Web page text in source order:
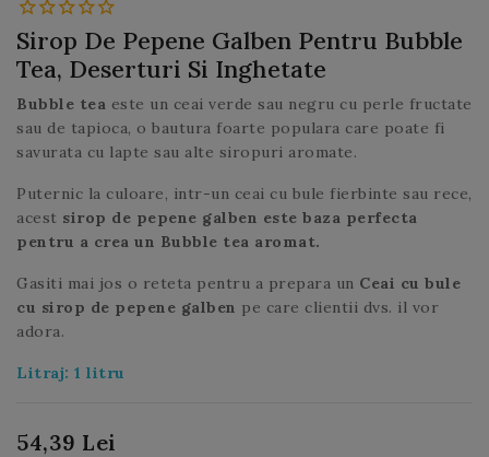
Sirop De Pepene Galben Pentru Bubble
Tea, Deserturi Si Inghetate
Bubble tea este un ceai verde sau negru cu perle fructate
sau de tapioca, o bautura foarte populara care poate fi
savurata cu lapte sau alte siropuri aromate.
Puternic la culoare, intr-un ceai cu bule fierbinte sau rece,
acest sirop de pepene galben este baza perfecta
pentru a crea un Bubble tea aromat.
Gasiti mai jos o reteta pentru a prepara un Ceai cu bule
cu sirop de pepene galben pe care clientii dvs. il vor
adora.
Litraj: 1 litru
54,39 Lei